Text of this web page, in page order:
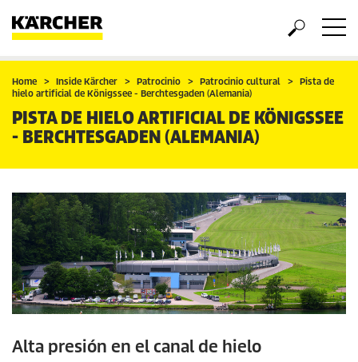
Home Inside Kärcher Patrocinio Patrocinio cultural
Pista de
hielo artificial de Königssee - Berchtesgaden (Alemania)
PISTA DE HIELO ARTIFICIAL DE KÖNIGSSEE
- BERCHTESGADEN (ALEMANIA)
Alta presión en el canal de hielo